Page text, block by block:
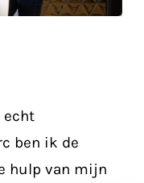
echt
ben ik de
hulp van mijn